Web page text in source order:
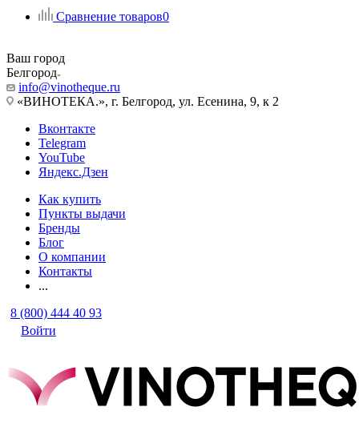
Сравнение товаров0
Ваш город
Белгород
info@vinotheque.ru
«ВИНОТЕКА.», г. Белгород, ул. Есенина, 9, к 2
Вконтакте
Telegram
YouTube
Яндекс.Дзен
Как купить
Пункты выдачи
Бренды
Блог
О компании
Контакты
...
8 (800) 444 40 93
Войти